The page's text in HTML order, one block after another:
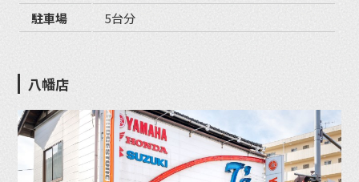
駐車場
5台分
八幡店